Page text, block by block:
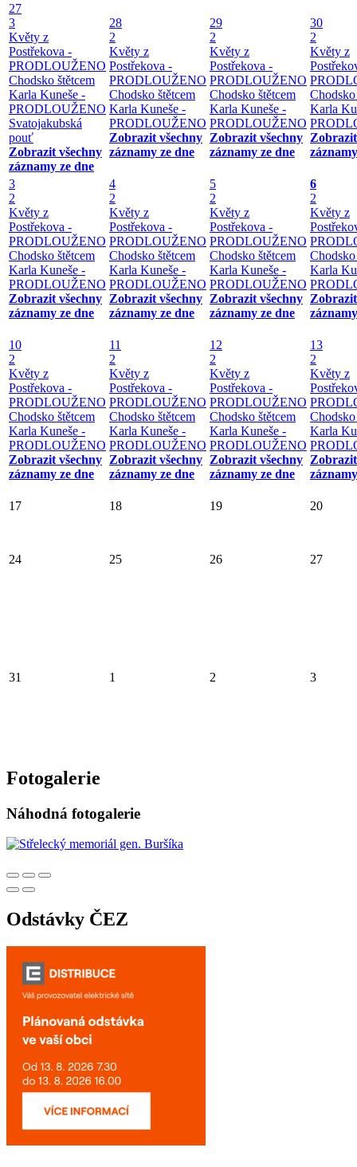
27
3
Květy z
Postřekova -
PRODLOUŽENO
Chodsko štětcem
Karla Kuneše -
PRODLOUŽENO
Svatojakubská
pouť
Zobrazit všechny
záznamy ze dne
28
2
Květy z
Postřekova -
PRODLOUŽENO
Chodsko štětcem
Karla Kuneše -
PRODLOUŽENO
Zobrazit všechny
záznamy ze dne
29
2
Květy z
Postřekova -
PRODLOUŽENO
Chodsko štětcem
Karla Kuneše -
PRODLOUŽENO
Zobrazit všechny
záznamy ze dne
30
2
Květy z
Chodsko
Karla
3
2
Květy z
Postřekova -
PRODLOUŽENO
Chodsko štětcem
Karla Kuneše -
PRODLOUŽENO
Zobrazit všechny
záznamy ze dne
4
2
Květy z
Postřekova -
PRODLOUŽENO
Chodsko štětcem
Karla Kuneše -
PRODLOUŽENO
Zobrazit všechny
záznamy ze dne
5
2
Květy z
Postřekova -
PRODLOUŽENO
Chodsko štětcem
Karla Kuneše -
PRODLOUŽENO
Zobrazit všechny
záznamy ze dne
6
2
Květy z
Chodsko
Karla
10
2
Květy z
Postřekova -
PRODLOUŽENO
Chodsko štětcem
Karla Kuneše -
PRODLOUŽENO
Zobrazit všechny
záznamy ze dne
11
2
Květy z
Postřekova -
PRODLOUŽENO
Chodsko štětcem
Karla Kuneše -
PRODLOUŽENO
Zobrazit všechny
záznamy ze dne
12
2
Květy z
Postřekova -
PRODLOUŽENO
Chodsko štětcem
Karla Kuneše -
PRODLOUŽENO
Zobrazit všechny
záznamy ze dne
13
2
Květy z
Chodsko
Karla
17 18 19 20
24 25 26 27
31 1 2 3
Fotogalerie
Náhodná fotogalerie
Odstávky ČEZ